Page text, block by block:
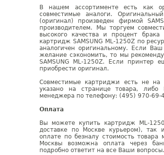
В нашем ассортименте есть как
совместимые аналоги.
(оригинал) произведен фирмой
производителем. Мы торгуем
высокого качества и процент
картридж SAMSUNG ML-1250Z по
аналогичен оригинальному. Если
желание сэкономить, то мы
SAMSUNG ML-1250Z. Если принтер
приобрести оригинал.
Совместимые картриджи есть не на
указано на странице товара, либо
менеджера по телефону: (495) 970-69-
Оплата
Вы можете купить картридж ML-
доставке по Москве курьером), так
оплате по безналу стоимость
Москвы возможна оплата через
подробно ответит на все Ваши вопросы.